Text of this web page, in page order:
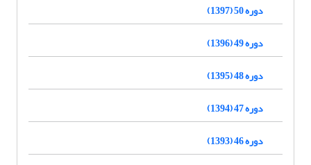
دوره 50 (1397)
دوره 49 (1396)
دوره 48 (1395)
دوره 47 (1394)
دوره 46 (1393)